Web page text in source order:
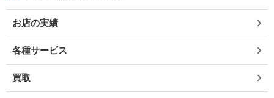
お店の実績
各種サービス
買取